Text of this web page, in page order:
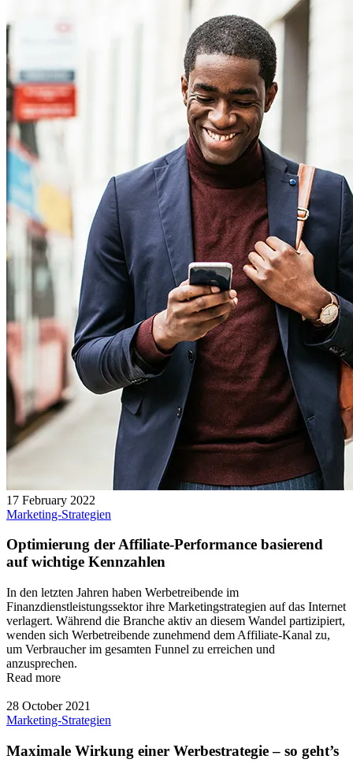
17 February 2022
Marketing-Strategien
Optimierung der Affiliate-Performance basierend
auf wichtige Kennzahlen
In den letzten Jahren haben Werbetreibende im
Finanzdienstleistungssektor ihre Marketingstrategien auf das Internet
verlagert. Während die Branche aktiv an diesem Wandel partizipiert,
wenden sich Werbetreibende zunehmend dem Affiliate-Kanal zu,
um Verbraucher im gesamten Funnel zu erreichen und
anzusprechen.
Read more
28 October 2021
Marketing-Strategien
Maximale Wirkung einer Werbestrategie – so geht’s